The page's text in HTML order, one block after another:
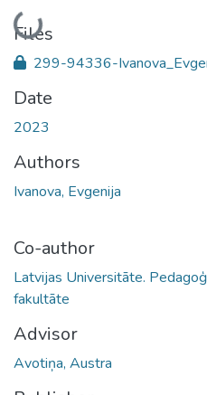
Loading...
Files
299-94336-
Date
2023
Authors
Ivanova, Evgenija
Co-author
Latvijas Universitāte.
fakultāte
Advisor
Avotiņa, Austra